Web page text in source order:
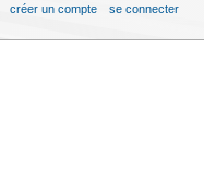
créer un compte se connecter